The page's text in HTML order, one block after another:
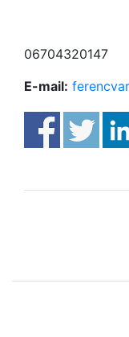
06704320147
E-mail: